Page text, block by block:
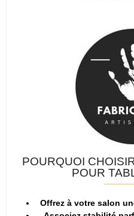
POURQUOI
POUR
Offrez à votre salon